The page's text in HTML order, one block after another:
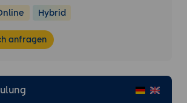
der installierten und
Suricata-Umgebung.
und Feedback: Analyse der
und
und Techniken
Hybrid
anfragen